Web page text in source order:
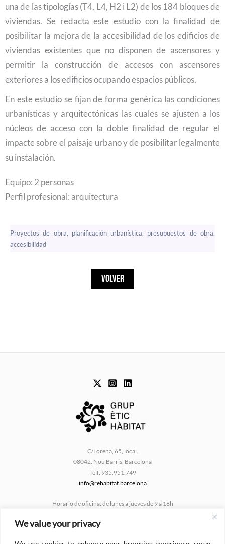
We value your privacy
una de las tipologías (T4, L4, H2 i L2) de los 184 bloques de
viviendas. Se redacta este estudio con la finalidad de
posibilitar la mejora de la accesibilidad de los edificios de
viviendas existentes que no disponen de ascensores y
permitir la construcción de accesos con ascensores
exteriores a los edificios ocupando espacios públicos.
En este estudio se fijan de forma genérica las condiciones
urbanísticas y arquitectónicas las cuales se ajusten a los
núcleos de acceso con la doble finalidad de regular el
impacte sobre el paisaje urbano y de posibilitar legalmente
su instalación.
Equipo: 2 personas
Perfil profesional: arquitectura
Proyectos de obra, planificación urbanística, presupuestos de obra,
accesibilidad
VOLVER
C/Lorena, 65, local.
08042. Nou Barris, Barcelona
Telf: 935.951.749
info@rehabitat.barcelona
Horario de oficina: de lunes a jueves de 9 a 18h